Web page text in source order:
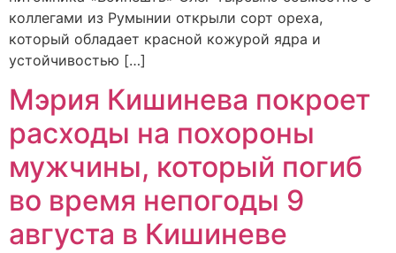
коллегами из Румынии открыли сорт ореха,
который обладает красной кожурой ядра и
устойчивостью […]
Мэрия Кишинева покроет
расходы на похороны
мужчины, который погиб
во время непогоды 9
августа в Кишиневе